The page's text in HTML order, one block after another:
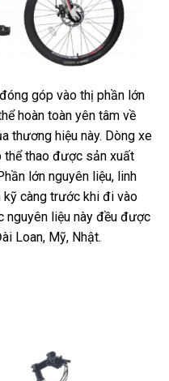
góp vào thị phần lớn
hoàn toàn yên tâm về
thương hiệu này. Dòng xe
thể thao được sản xuất
lớn nguyên liệu, linh
kỹ càng trước khi đi vào
nguyên liệu này đều được
Loan, Mỹ, Nhật.